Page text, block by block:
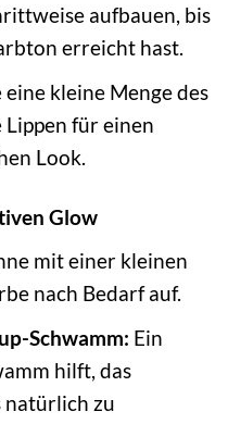
aufbauen, bis
erreicht hast.
eine kleine Menge des
für einen
Look.
Glow
mit einer kleinen
nach Bedarf auf.
Schwamm: Ein
hilft, das
natürlich zu